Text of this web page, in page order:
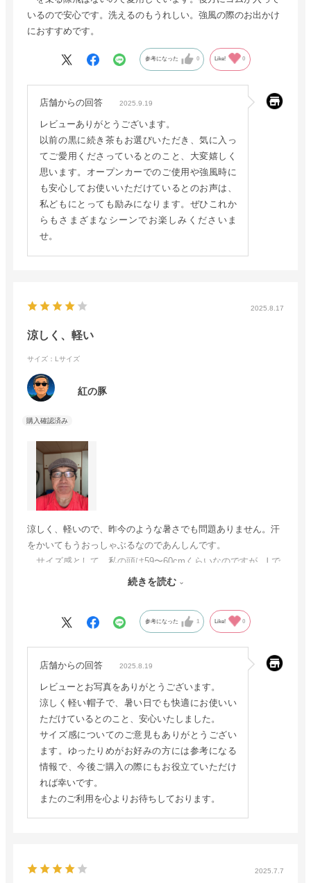
いるので安心です。洗えるのもうれしい。強風の際のお出かけ
におすすめです。
参考になった 0 Like! 0
店舗からの回答 2025.9.19
レビューありがとうございます。
以前の黒に続き茶もお選びいただき、気に入っ
てご愛用くださっているとのこと、大変嬉しく
思います。オープンカーでのご使用や強風時に
も安心してお使いいただけているとのお声は、
私どもにとっても励みになります。ぜひこれか
らもさまざまなシーンでお楽しみくださいま
せ。
2025.8.17
涼しく、軽い
サイズ：Lサイズ
紅の豚
涼しく、軽いので、昨今のような暑さでも問題ありません。汗
をかいてもうおっしゃぶるなのであんしんです。
サイズ感として、私の頭は59〜60cmくらいなのですが、Ꮮで
ちょうどという感じです。ゆったりかぶるのがお好きな方は一
続きを読む
参考になった 1 Like! 0
店舗からの回答 2025.8.19
レビューとお写真をありがとうございます。
涼しく軽い帽子で、暑い日でも快適にお使いい
ただけているとのこと、安心いたしました。
サイズ感についてのご意見もありがとうござい
ます。ゆったりめがお好みの方には参考になる
情報で、今後ご購入の際にもお役立ていただけ
れば幸いです。
またのご利用を心よりお待ちしております。
2025.7.7